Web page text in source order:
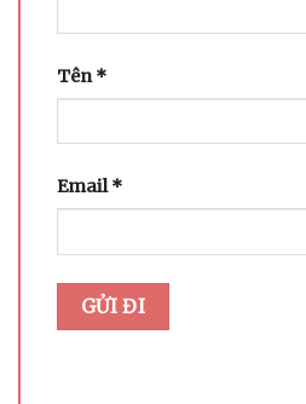
Tên*
Email*